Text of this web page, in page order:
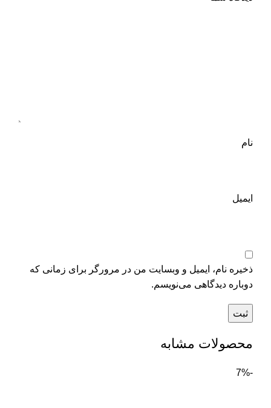
نام
ایمیل
ذخیره نام، ایمیل و وبسایت من در مرورگر برای زمانی که
دوباره دیدگاهی می‌نویسم.
محصولات مشابه
-7%